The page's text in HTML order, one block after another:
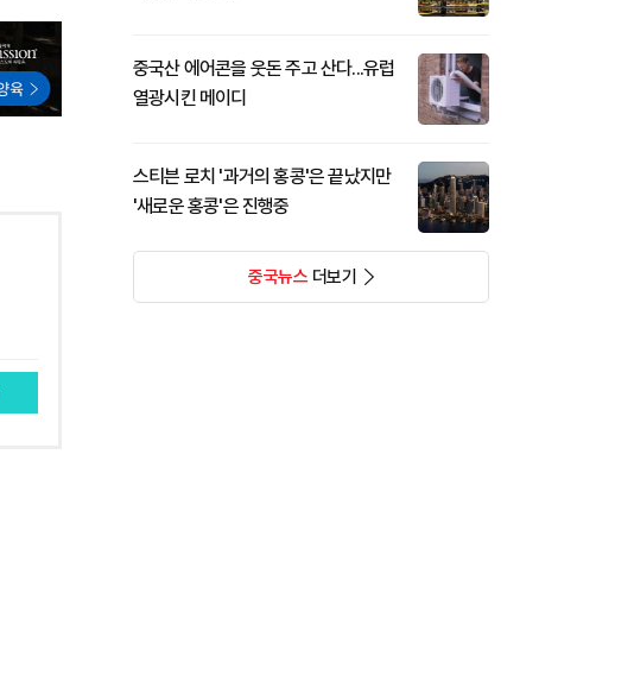
중국산 에어콘을 웃돈 주고 산다...유럽
열광시킨 메이디
스티븐 로치 '과거의 홍콩'은 끝났지만
'새로운 홍콩'은 진행중
중국뉴스더보기